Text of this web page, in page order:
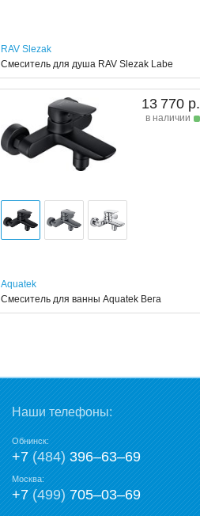
RAV Slezak
Смеситель для душа RAV Slezak Labe
13 770 р.
в наличии
Aquatek
Смеситель для ванны Aquatek Вега
Наши телефоны:
Обнинск:
+7(484)396‒63‒69
Москва:
+7(499)705‒03‒69